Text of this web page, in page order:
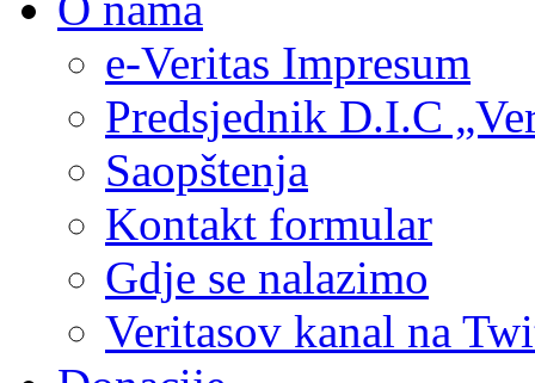
e-Veritas Impresum
Predsjednik D.I.C
Saopštenja
Kontakt formular
Gdje se nalazimo
Veritasov kanal na